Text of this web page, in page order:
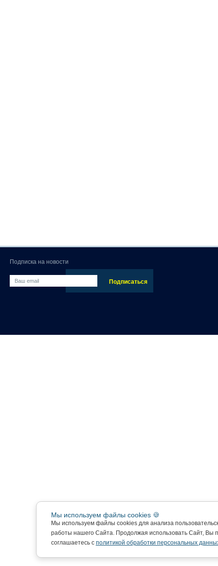
Подписка на новости
Мы используем файлы cookies 🍪
Мы используем файлы cookies для анализа
работы нашего Сайта. Продолжая использовать Сайт, Вы
соглашаетесь с политикой обработки персональных